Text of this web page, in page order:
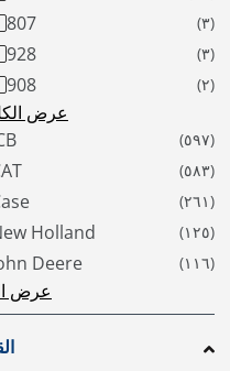
807
928
908
عرض
Holland
Deere
عرض